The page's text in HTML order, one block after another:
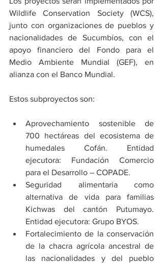
Wildlife Conservation Society (WCS),
junto con organizaciones de pueblos y
nacionalidades de Sucumbíos, con el
apoyo financiero del Fondo para el
Medio Ambiente Mundial (GEF), en
alianza con el Banco Mundial.
Estos subproyectos son:
Aprovechamiento sostenible de
700 hectáreas del ecosistema de
humedales Cofán. Entidad
ejecutora: Fundación Comercio
para el Desarrollo – COPADE.
Seguridad alimentaria como
alternativa de vida para familias
Kichwas del cantón Putumayo.
Entidad ejecutora: Grupo BYOS.
Fortalecimiento de la conservación
de la chacra agrícola ancestral de
las nacionalidades y del pueblo